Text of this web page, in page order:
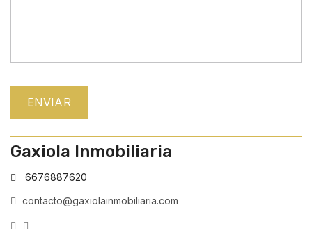
Gaxiola Inmobiliaria
6676887620
contacto@gaxiolainmobiliaria.com